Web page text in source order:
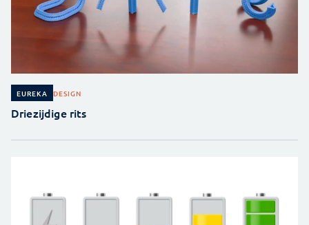
EUREKA DESIGN
Driezijdige rits